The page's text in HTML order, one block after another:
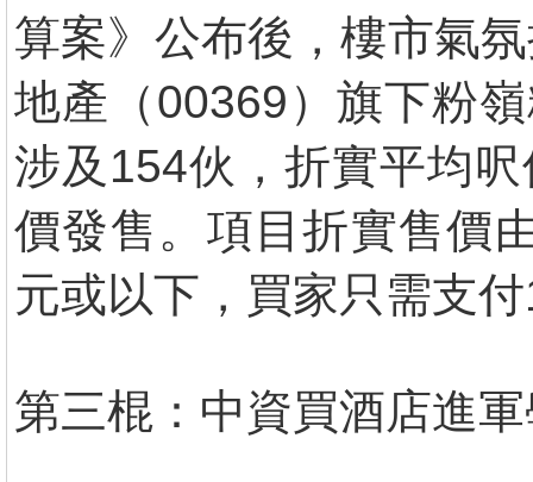
算案》公布後，樓市氣
地產（00369）旗下粉
涉及154伙，折實平均
價發售。項目折實售價
元或以下，買家只需支
第三棍：中資買酒店進